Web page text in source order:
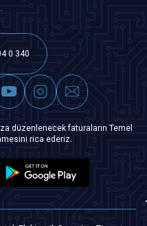
0 340
düzenlenecek faturaların Temel
rica ederiz.